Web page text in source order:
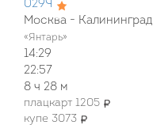
029Ч
Москва - Калининград
«Янтарь»
14:29
22:57
8 ч 28 м
плацкарт 1205
купе 3073